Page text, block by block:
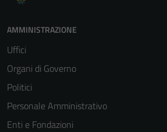
AMMINISTRAZIONE
Uffici
Organi di Governo
Politici
Personale Amministrativo
Enti e Fondazioni